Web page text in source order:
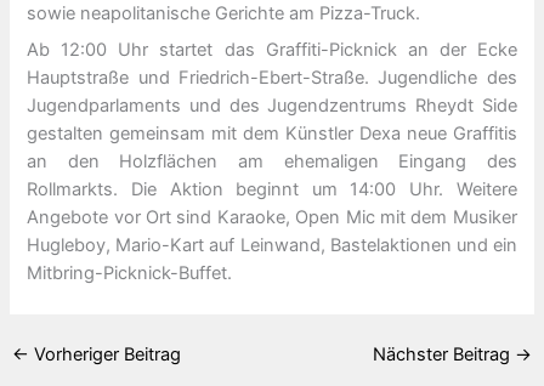
sowie neapolitanische Gerichte am Pizza-Truck.
Ab 12:00 Uhr startet das Graffiti-Picknick an der Ecke
Hauptstraße und Friedrich-Ebert-Straße. Jugendliche des
Jugendparlaments und des Jugendzentrums Rheydt Side
gestalten gemeinsam mit dem Künstler Dexa neue Graffitis
an den Holzflächen am ehemaligen Eingang des
Rollmarkts. Die Aktion beginnt um 14:00 Uhr. Weitere
Angebote vor Ort sind Karaoke, Open Mic mit dem Musiker
Hugleboy, Mario-Kart auf Leinwand, Bastelaktionen und ein
Mitbring-Picknick-Buffet.
← Vorheriger Beitrag Nächster Beitrag →